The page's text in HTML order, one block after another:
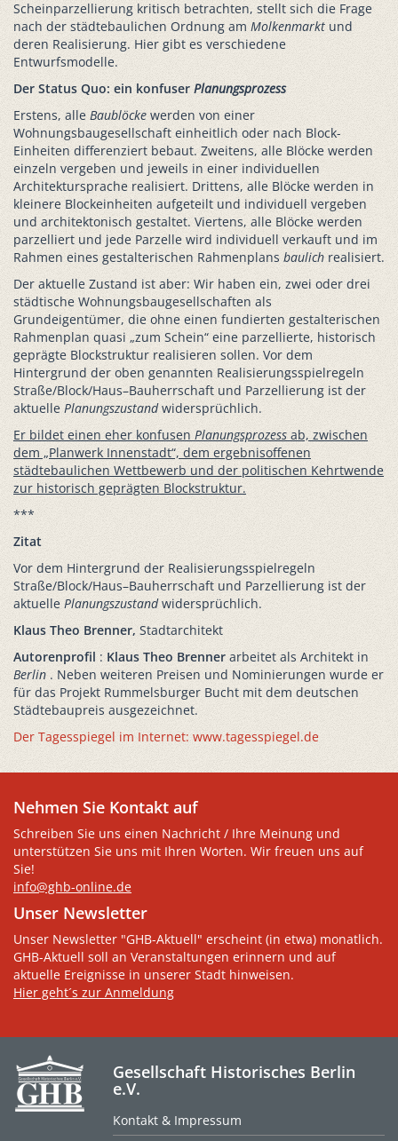
Scheinparzellierung kritisch betrachten, stellt sich die Frage
nach der städtebaulichen Ordnung am Molkenmarkt und
deren Realisierung. Hier gibt es verschiedene
Entwurfsmodelle.
Der Status Quo: ein konfuser Planungsprozess
Erstens, alle Baublöcke werden von einer
Wohnungsbaugesellschaft einheitlich oder nach Block-
Einheiten differenziert bebaut. Zweitens, alle Blöcke werden
einzeln vergeben und jeweils in einer individuellen
Architektursprache realisiert. Drittens, alle Blöcke werden in
kleinere Blockeinheiten aufgeteilt und individuell vergeben
und architektonisch gestaltet. Viertens, alle Blöcke werden
parzelliert und jede Parzelle wird individuell verkauft und im
Rahmen eines gestalterischen Rahmenplans baulich realisiert.
Der aktuelle Zustand ist aber: Wir haben ein, zwei oder drei
städtische Wohnungsbaugesellschaften als
Grundeigentümer, die ohne einen fundierten gestalterischen
Rahmenplan quasi „zum Schein“ eine parzellierte, historisch
geprägte Blockstruktur realisieren sollen. Vor dem
Hintergrund der oben genannten Realisierungsspielregeln
Straße/Block/Haus–Bauherrschaft und Parzellierung ist der
aktuelle Planungszustandwidersprüchlich.
Er bildet einen eher konfusen Planungsprozess ab, zwischen
dem „Planwerk Innenstadt“, dem ergebnisoffenen
städtebaulichen Wettbewerb und der politischen Kehrtwende
zur historisch geprägten Blockstruktur.
***
Zitat
Vor dem Hintergrund der Realisierungsspielregeln
Straße/Block/Haus–Bauherrschaft und Parzellierung ist der
aktuelle Planungszustandwidersprüchlich.
Klaus Theo Brenner, Stadtarchitekt
Autorenprofil : Klaus Theo Brenner arbeitet als Architekt in
Berlin . Neben weiteren Preisen und Nominierungen wurde er
für das Projekt Rummelsburger Bucht mit dem deutschen
Städtebaupreis ausgezeichnet.
Der Tagesspiegel im Internet: www.tagesspiegel.de
Nehmen Sie Kontakt auf
Schreiben Sie uns einen Nachricht / Ihre Meinung und
unterstützen Sie uns mit Ihren Worten. Wir freuen uns auf
Sie!
info@ghb-online.de
Unser Newsletter
Unser Newsletter "GHB-Aktuell" erscheint (in etwa) monatlich.
GHB-Aktuell soll an Veranstaltungen erinnern und auf
aktuelle Ereignisse in unserer Stadt hinweisen.
Hier geht´s zur Anmeldung
Gesellschaft Historisches Berlin
e.V.
Kontakt & Impressum